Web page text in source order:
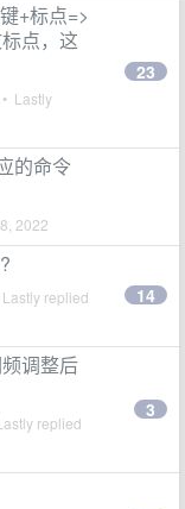
+标点=>
点，这
• Lastly
23
的命令
2022
Lastly replied
14
调整后
replied
3